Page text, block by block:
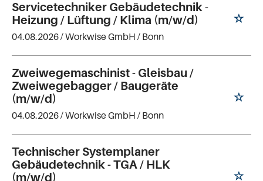
Servicetechniker Gebäudetechnik -
Heizung / Lüftung / Klima (m/w/d)
04.08.2026 /Workwise GmbH / Bonn
Zweiwegemaschinist - Gleisbau /
Zweiwegebagger / Baugeräte
(m/w/d)
04.08.2026 /Workwise GmbH / Bonn
Technischer Systemplaner
Gebäudetechnik - TGA / HLK
(m/w/d)